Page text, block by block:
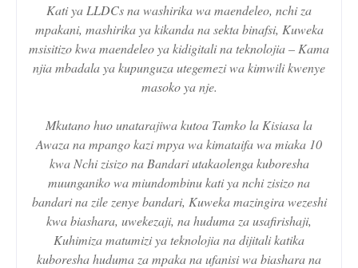
Kati ya LLDCs na washirika wa maendeleo, nchi za
mpakani, mashirika ya kikanda na sekta binafsi, Kuweka
msisitizo kwa maendeleo ya kidigitali na teknolojia – Kama
njia mbadala ya kupunguza utegemezi wa kimwili kwenye
masoko ya nje.
Mkutano huo unatarajiwa kutoa Tamko la Kisiasa la
Awaza na mpango kazi mpya wa kimataifa wa miaka 10
kwa Nchi zisizo na Bandari utakaolenga kuboresha
muunganiko wa miundombinu kati ya nchi zisizo na
bandari na zile zenye bandari, Kuweka mazingira wezeshi
kwa biashara, uwekezaji, na huduma za usafirishaji,
Kuhimiza matumizi ya teknolojia na dijitali katika
kuboresha huduma za mpaka na ufanisi wa biashara na